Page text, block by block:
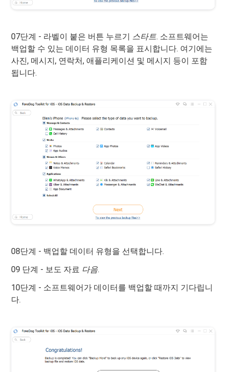
07단계 - 라벨이 붙은 버튼 누르기 스타트. 소프트웨어는
백업할 수 있는 데이터 유형 목록을 표시합니다. 여기에는
사진, 메시지, 연락처, 애플리케이션 및 메시지 등이 포함
됩니다.
08단계 - 백업할 데이터 유형을 선택합니다.
09 단계 - 보도 자료 다음.
10단계 - 소프트웨어가 데이터를 백업할 때까지 기다립니
다.